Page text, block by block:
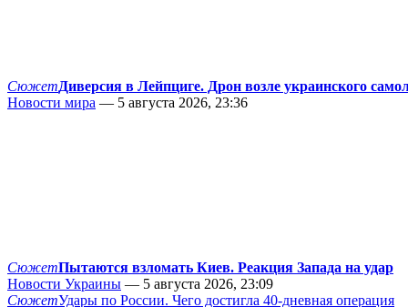
СюжетДиверсия в Лейпциге. Дрон возле украинского
Новости мира — 5 августа 2026, 23:36
СюжетПытаются взломать Киев. Реакция Запада на удар
Новости Украины — 5 августа 2026, 23:09
СюжетУдары по России. Чего достигла 40-дневная операция